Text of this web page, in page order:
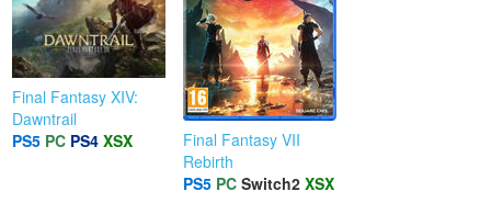
Final Fantasy XIV:
Dawntrail
PS5 PC PS4 XSX
Final Fantasy VII
Rebirth
PS5 PC Switch2 XSX